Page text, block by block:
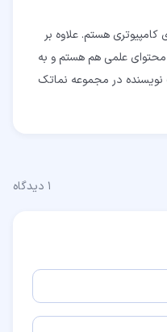
هستم. علاوه بر
محتوای علمی هم هستم و به
در مجموعه نماتک
۱ دیدگاه